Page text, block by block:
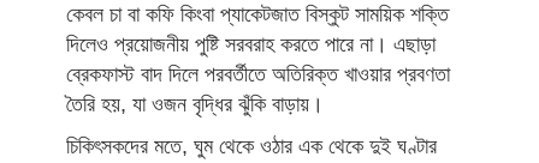
কেবল চা বা কফি কিংবা প্যাকেটজাত বিস্কুট সাময়িক শক্তি
দিলেও প্রয়োজনীয় পুষ্টি সরবরাহ করতে পারে না। এছাড়া
ব্রেকফাস্ট বাদ দিলে পরবর্তীতে অতিরিক্ত খাওয়ার প্রবণতা
তৈরি হয়, যা ওজন বৃদ্ধির ঝুঁকি বাড়ায়।
চিকিৎসকদের মতে, ঘুম থেকে ওঠার এক থেকে দুই ঘণ্টার